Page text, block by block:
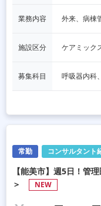
業務内容 外来、病棟
施設区分 ケアミック
募集科目
常勤 コンサルタント
【能美市】週5日！管
＞
NEW